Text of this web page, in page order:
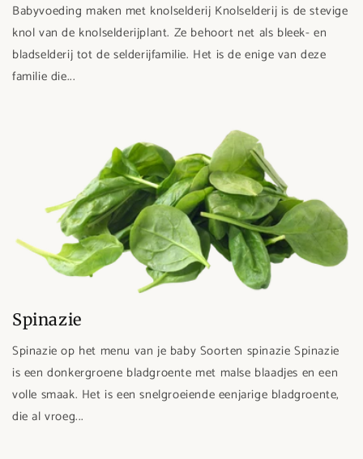
Babyvoeding maken met knolselderij Knolselderij is de stevige
knol van de knolselderijplant. Ze behoort net als bleek- en
bladselderij tot de selderijfamilie. Het is de enige van deze
familie die...
Spinazie
Spinazie op het menu van je baby Soorten spinazie Spinazie
is een donkergroene bladgroente met malse blaadjes en een
volle smaak. Het is een snelgroeiende eenjarige bladgroente,
die al vroeg...